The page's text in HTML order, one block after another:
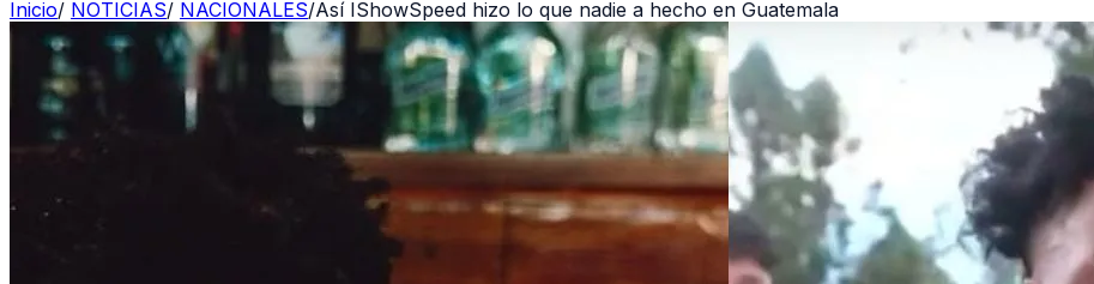
Inicio/ NOTICIAS/ NACIONALES/Así IShowSpeed hizo lo que nadie a hecho en Guatemala